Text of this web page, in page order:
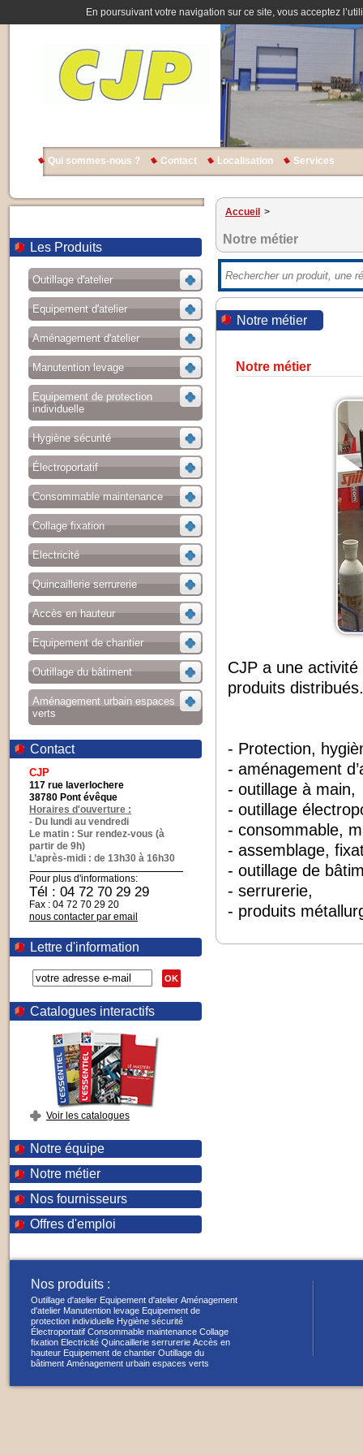
En poursuivant votre navigation sur ce site, vous acceptez
Qui sommes-nous ? Contact Localisation Services
Les Produits
Outillage d'atelier
Equipement d'atelier
Aménagement d'atelier
Manutention levage
Equipement de protection
individuelle
Hygiène sécurité
Électroportatif
Consommable maintenance
Collage fixation
Electricité
Quincaillerie serrurerie
Accès en hauteur
Equipement de chantier
Outillage du bâtiment
Aménagement urbain espaces
verts
Contact
CJP
117 rue laverlochere
38780 Pont évêque
Horaires d'ouverture :
- Du lundi au vendredi
Le matin : Sur rendez-vous (à
partir de 9h)
L’après-midi : de 13h30 à 16h30
Pour plus d'informations:
Tél : 04 72 70 29 29
Fax : 04 72 70 29 20
nous contacter par email
Lettre d'information
OK
Catalogues interactifs
Voir les catalogues
Notre équipe
Notre métier
Nos fournisseurs
Offres d'emploi
Accueil >
Notre métier
Notre métier
Notre métier
CJP a une
produits distribués.
- Protection,
- aménagement
- outillage à main,
- outillage
- consommable,
- assemblage,
- outillage de
- serrurerie,
- produits
Nos produits :
Outillage d'atelier Equipement d'atelier Aménagement
d'atelier Manutention levage Equipement de
protection individuelle Hygiène sécurité
Électroportatif Consommable maintenance Collage
fixation Electricité Quincaillerie serrurerie Accès en
hauteur Equipement de chantier Outillage du
bâtiment Aménagement urbain espaces verts